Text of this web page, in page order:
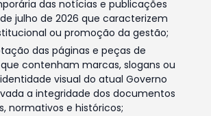
das notícias e publicações
julho de 2026 que caracterizem
ou promoção da gestão;
das páginas e peças de
contenham marcas, slogans ou
visual do atual Governo
a integridade dos documentos
normativos e históricos;